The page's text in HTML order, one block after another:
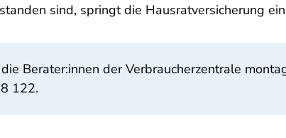
sind, springt die Hausratversicherung
Berater:innen der Verbraucherzentrale
122.